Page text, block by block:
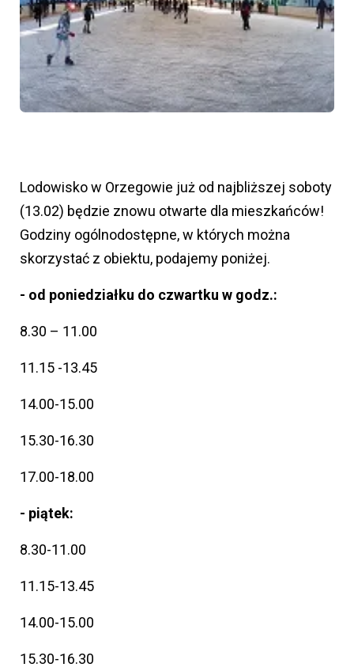
Lodowisko w Orzegowie już od najbliższej soboty
(13.02) będzie znowu otwarte dla mieszkańców!
Godziny ogólnodostępne, w których można
skorzystać z obiektu, podajemy poniżej.
- od poniedziałku do czwartku w godz.:
8.30 – 11.00
11.15 -13.45
14.00-15.00
15.30-16.30
17.00-18.00
- piątek:
8.30-11.00
11.15-13.45
14.00-15.00
15.30-16.30